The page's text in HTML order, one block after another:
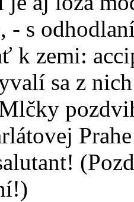
- s
k zemi:
sa z